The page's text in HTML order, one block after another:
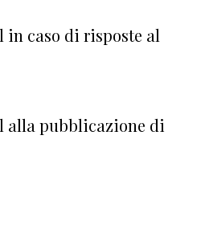
caso di risposte al
alla pubblicazione di